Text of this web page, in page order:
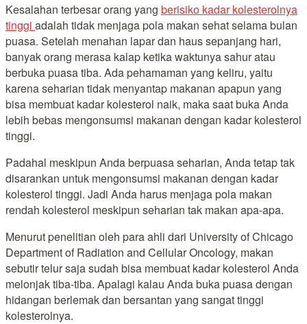
Kesalahan terbesar orang yang berisiko kadar kolesterolnya
tinggi adalah tidak menjaga pola makan sehat selama bulan
puasa. Setelah menahan lapar dan haus sepanjang hari,
banyak orang merasa kalap ketika waktunya sahur atau
berbuka puasa tiba. Ada pehamaman yang keliru, yaitu
karena seharian tidak menyantap makanan apapun yang
bisa membuat kadar kolesterol naik, maka saat buka Anda
lebih bebas mengonsumsi makanan dengan kadar kolesterol
tinggi.
Padahal meskipun Anda berpuasa seharian, Anda tetap tak
disarankan untuk mengonsumsi makanan dengan kadar
kolesterol tinggi. Jadi Anda harus menjaga pola makan
rendah kolesterol meskipun seharian tak makan apa-apa.
Menurut penelitian oleh para ahli dari University of Chicago
Department of Radiation and Cellular Oncology, makan
sebutir telur saja sudah bisa membuat kadar kolesterol Anda
melonjak tiba-tiba. Apalagi kalau Anda buka puasa dengan
hidangan berlemak dan bersantan yang sangat tinggi
kolesterolnya.